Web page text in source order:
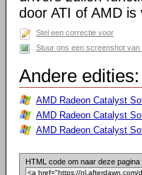
door ATI of AMD is
Stel een correctie voor
Stuur ons een screenshot van
Andere edities:
AMD Radeon Catalyst
AMD Radeon Catalyst
AMD Radeon Catalyst
HTML code om naar deze pagina